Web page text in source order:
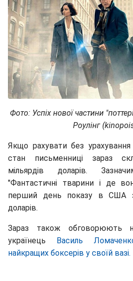
Фото: Успіх нової частини
Роулінг
Якщо рахувати без
стан письменниці зараз
мільярдів доларів.
"Фантастичні тварини і де
перший день показу в США
доларів.
Зараз також обговорюють
українець Василь
найкращих боксерів у своїй вазі.